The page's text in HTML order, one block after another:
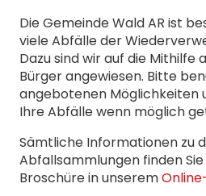
Die Gemeinde Wald AR ist
viele Abfälle der
Dazu sind wir auf die Mithilfe
Bürger angewiesen. Bitte
angebotenen Möglichkeiten
Ihre Abfälle wenn möglich
Sämtliche Informationen zu
Abfallsammlungen finden
Broschüre in unserem